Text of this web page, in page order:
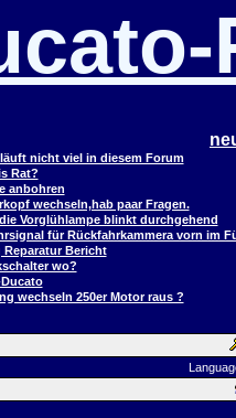
nicht viel in diesem Forum
Rat?
anbohren
wechseln,hab paar Fragen.
Vorglühlampe blinkt durchgehend
für Rückfahrkammera vorn im
Reparatur Bericht
wo?
wechseln 250er Motor raus ?